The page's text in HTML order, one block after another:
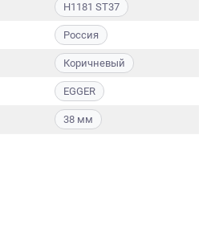
H1181 ST37
Россия
Коричневый
EGGER
38 мм